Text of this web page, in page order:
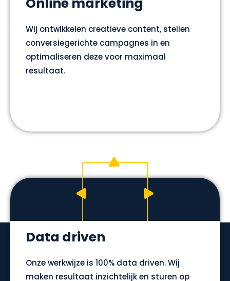
Wij ontwikkelen creatieve content, stellen
conversiegerichte campagnes in en
optimaliseren deze voor maximaal
resultaat.
Data driven
Onze werkwijze is 100% data driven. Wij
maken resultaat inzichtelijk en sturen op